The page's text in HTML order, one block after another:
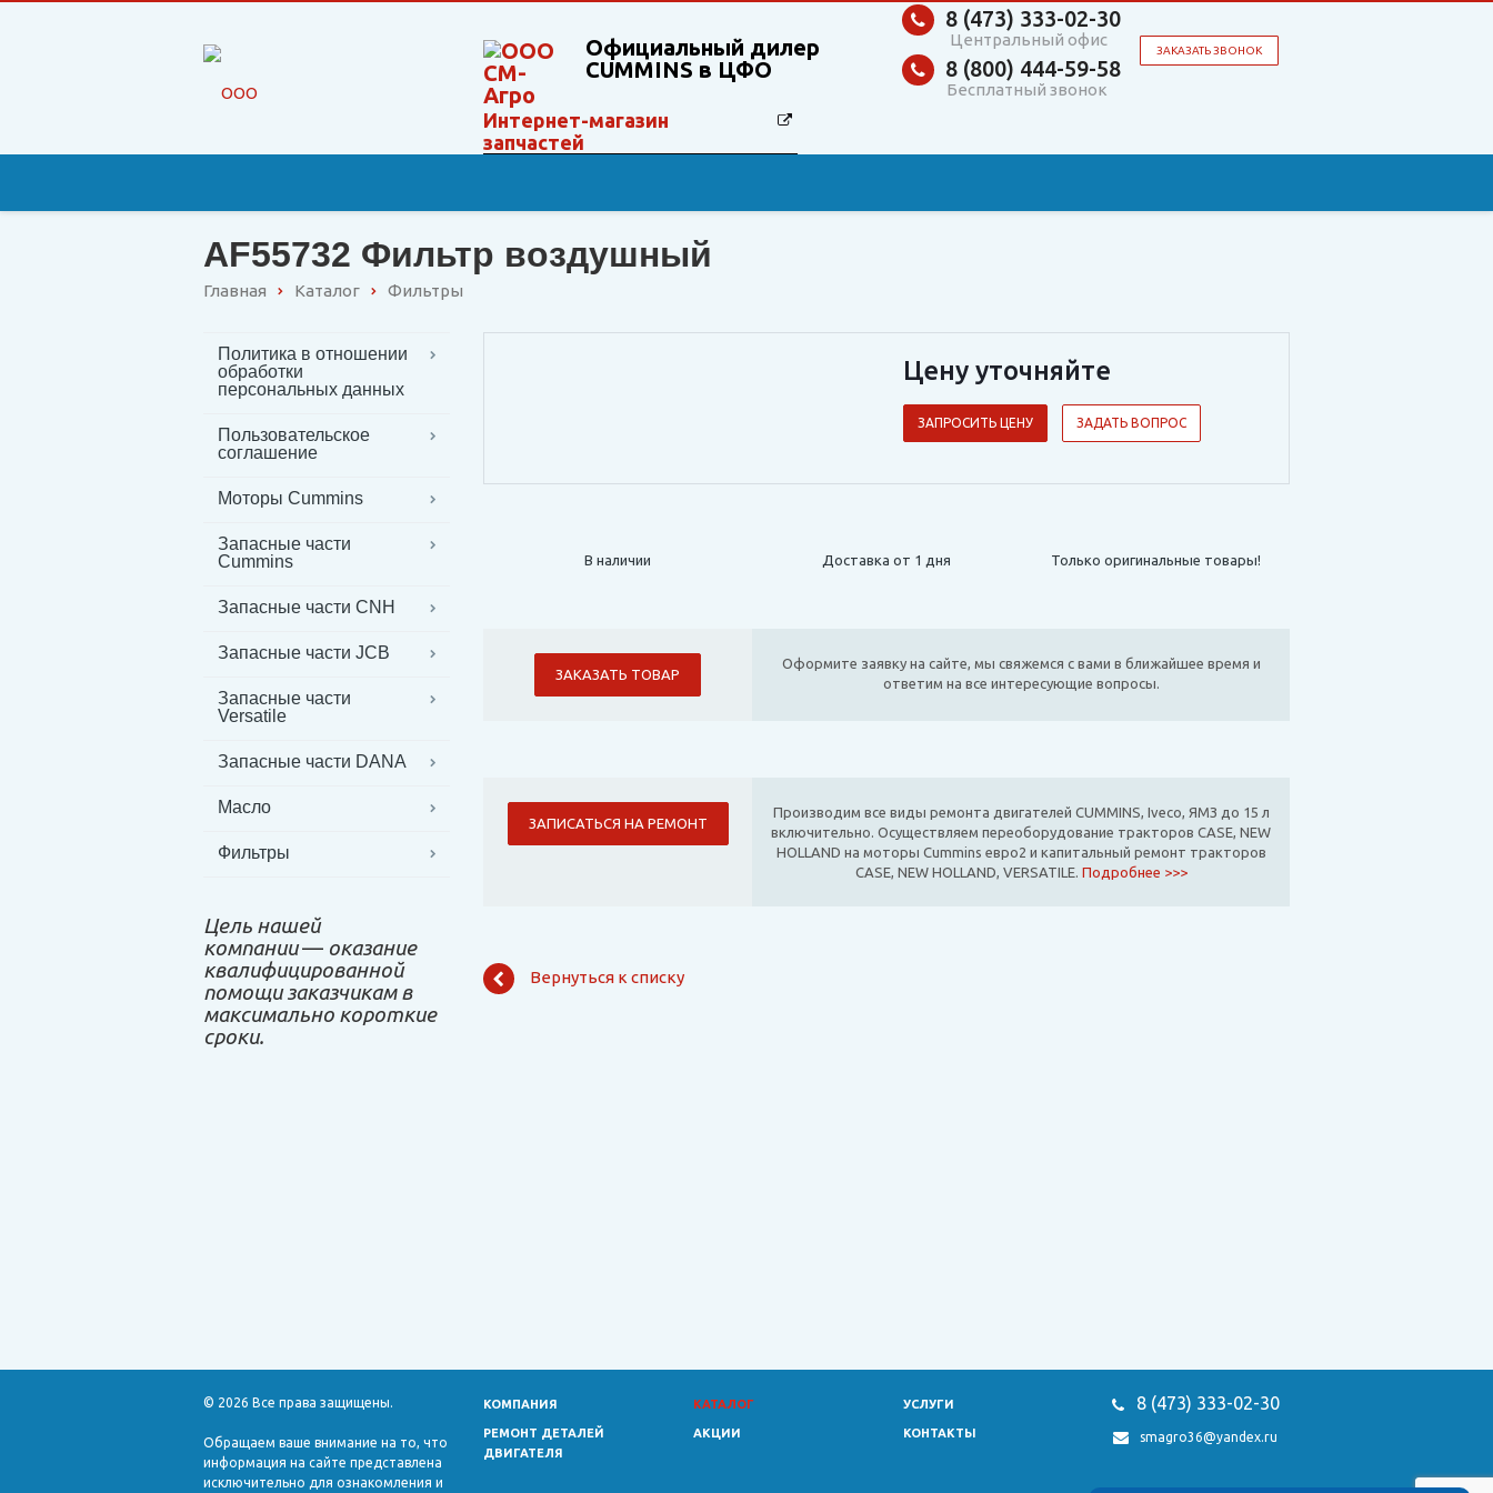
Официальный дилер
CUMMINS в ЦФО
Интернет-магазин
запчастей
ЗАКАЗАТЬ ЗВОНОК
8 (473) 333-02-30
Центральный офис
8 (800) 444-59-58
Бесплатный звонок
AF55732 Фильтр воздушный
Главная Каталог Фильтры
Политика в отношении
обработки
персональных данных
Пользовательское
соглашение
Моторы Cummins
Запасные части
Cummins
Запасные части CNH
Запасные части JCB
Запасные части
Versatile
Запасные части DANA
Масло
Фильтры
Цель нашей
компании— оказание
квалифицированной
помощи заказчикам в
максимально короткие
сроки.
Цену уточняйте
ЗАПРОСИТЬ ЦЕНУ ЗАДАТЬ ВОПРОС
В наличии Доставка от 1 дня Только оригинальные товары!
ЗАКАЗАТЬ ТОВАР
Оформите заявку на сайте, мы свяжемся с вами в ближайшее время и
ответим на все интересующие вопросы.
ЗАПИСАТЬСЯ НА РЕМОНТ
Производим все виды ремонта двигателей CUMMINS, Iveco, ЯМЗ до 15 л
включительно. Осуществляем переоборудование тракторов CASE, NEW
HOLLAND на моторы Cummins евро2 и капитальный ремонт тракторов
CASE, NEW HOLLAND, VERSATILE. Подробнее >>>
Вернуться к списку
© 2026 Все права защищены.
Обращаем ваше внимание на то, что
информация на сайте представлена
исключительно для ознакомления и
КОМПАНИЯ КАТАЛОГ УСЛУГИ
РЕМОНТ ДЕТАЛЕЙ
ДВИГАТЕЛЯ
АКЦИИ КОНТАКТЫ
8 (473) 333-02-30
smagro36@yandex.ru